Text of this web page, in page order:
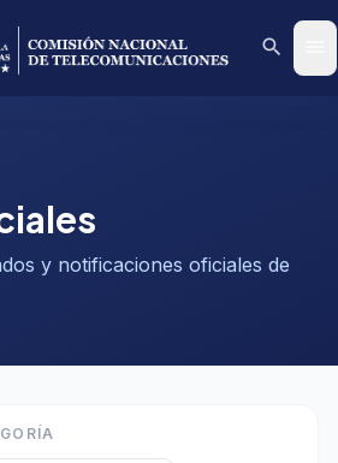
search
y notificaciones oficiales de